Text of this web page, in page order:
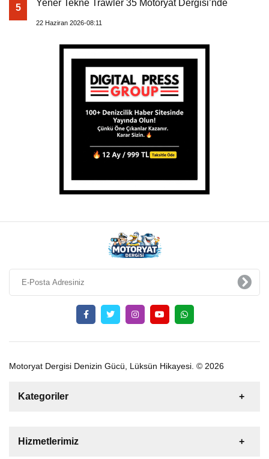
5 Yener Tekne Trawler 35 Motoryat Dergisi’nde
22 Haziran 2026-08:11
Motoryat Dergisi Denizin Gücü, Lüksün Hikayesi. © 2026
Kategoriler
Tekne
Hizmetlerimiz